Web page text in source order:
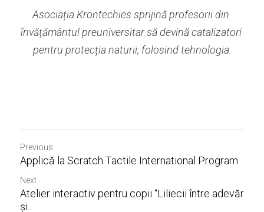
Asociația Krontechies sprijină profesorii din
învățământul preuniversitar să devină catalizatori
pentru protecția naturii, folosind tehnologia.
Previous
Applică la Scratch Tactile International Program
Next
Atelier interactiv pentru copii “Liliecii între adevăr
și...